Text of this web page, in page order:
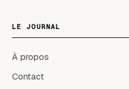
LE JOURNAL
À propos
Contact